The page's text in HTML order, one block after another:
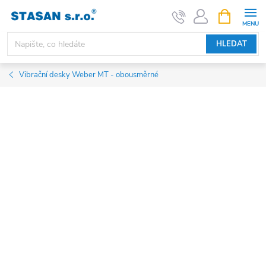
obsah
HLEDAT
NÁKUPNÍ
KOŠÍK
Vibrační desky Weber MT - obousměrné